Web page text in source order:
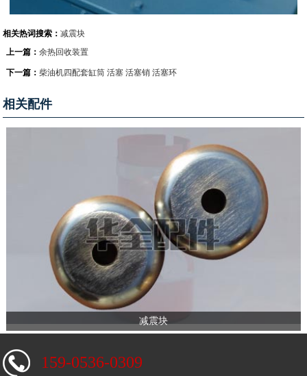
相关热词搜索：减震块
上一篇： 余热回收装置
下一篇： 柴油机四配套缸筒 活塞 活塞销 活塞环
相关配件
减震块
159-0536-0309